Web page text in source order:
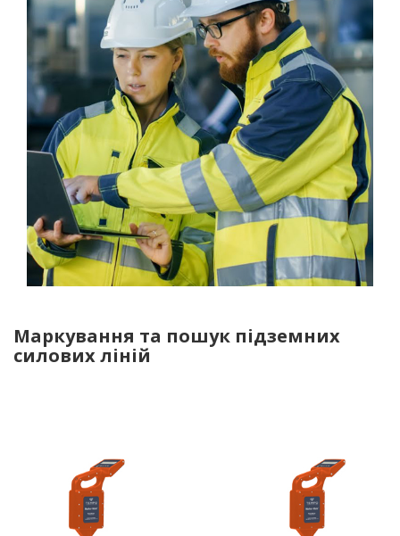
Маркування та пошук підземних
силових ліній